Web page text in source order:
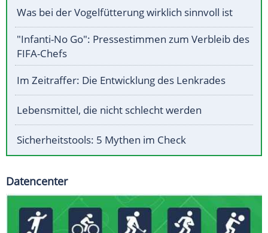
Was bei der Vogelfütterung wirklich sinnvoll ist
"Infanti-No Go": Pressestimmen zum Verbleib des
FIFA-Chefs
Im Zeitraffer: Die Entwicklung des Lenkrades
Lebensmittel, die nicht schlecht werden
Sicherheitstools: 5 Mythen im Check
Datencenter